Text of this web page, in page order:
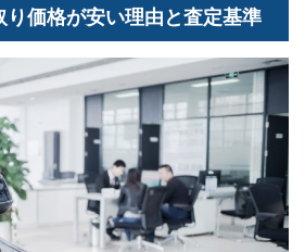
価格が安い理由と査定基準